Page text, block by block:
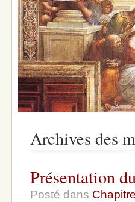
Archives des
Présentation
Posté dans